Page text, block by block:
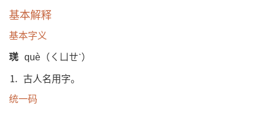
基本解释
基本字义
琷 què（ㄑㄩㄝˋ）
⒈ 古人名用字。
统一码